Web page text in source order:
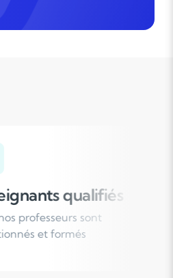
Organisation
Des horaires de cours
votre emploi du temps